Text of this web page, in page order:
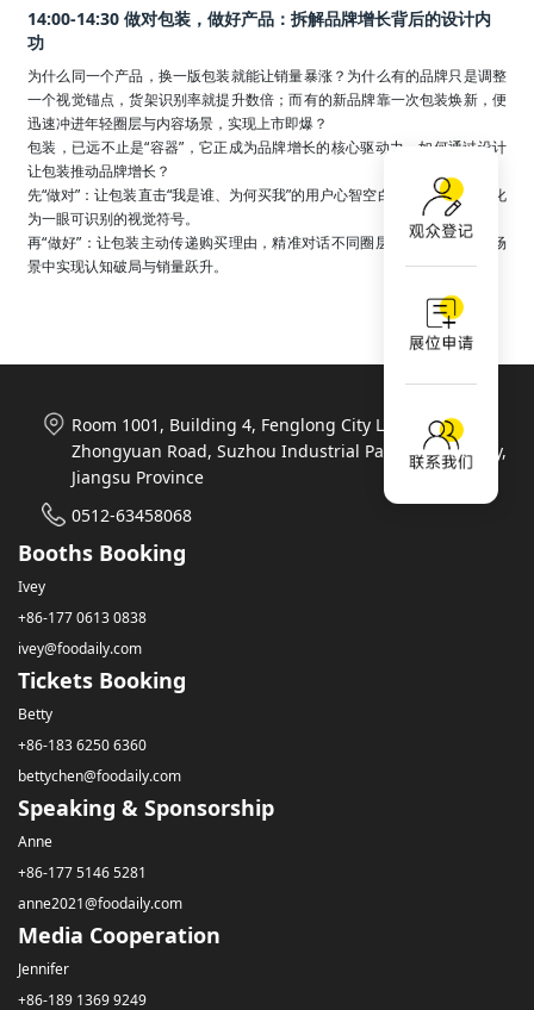
14:00-14:30 做对包装，做好产品：拆解品牌增长背后的设计内
功
为什么同一个产品，换一版包装就能让销量暴涨？为什么有的品牌只是调整
一个视觉锚点，货架识别率就提升数倍；而有的新品牌靠一次包装焕新，便
迅速冲进年轻圈层与内容场景，实现上市即爆？
包装，已远不止是“容器”，它正成为品牌增长的核心驱动力，如何通过设计
让包装推动品牌增长？
先“做对”：让包装直击“我是谁、为何买我”的用户心智空白，把品牌定位转化
为一眼可识别的视觉符号。
再“做好”：让包装主动传递购买理由，精准对话不同圈层，在货架与社交场
景中实现认知破局与销量跃升。
Room 1001, Building 4, Fenglong City Life Plaza, 788
Zhongyuan Road, Suzhou Industrial Park, Suzhou City,
Jiangsu Province
0512-63458068
Booths Booking
Ivey
+86-177 0613 0838
ivey@foodaily.com
Tickets Booking
Betty
+86-183 6250 6360
bettychen@foodaily.com
Speaking & Sponsorship
Anne
+86-177 5146 5281
anne2021@foodaily.com
Media Cooperation
Jennifer
+86-189 1369 9249